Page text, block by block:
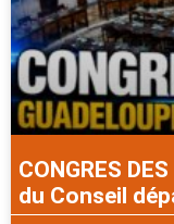
CONGRES
du Conseil